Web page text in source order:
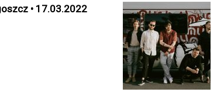
• 17.03.2022